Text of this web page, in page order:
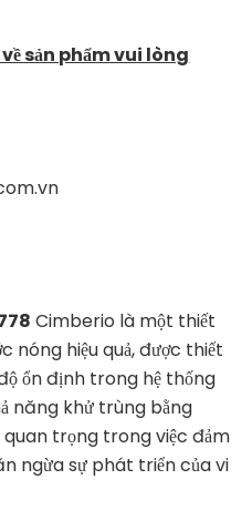
sản phẩm vui lòng
Cimberio là một thiết
nóng hiệu quả, được thiết
ổn định trong hệ thống
năng khử trùng bằng
trọng trong việc đảm
ngừa sự phát triển của vi